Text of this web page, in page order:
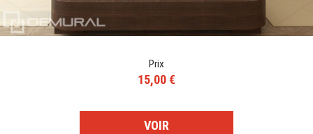
Prix
15,00 €
VOIR